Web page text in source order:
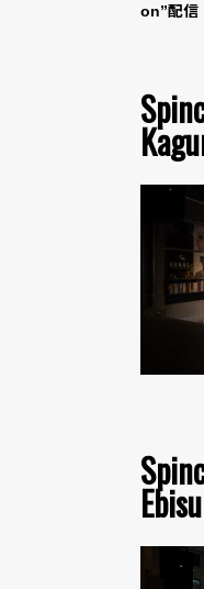
on”配信
Ebisu